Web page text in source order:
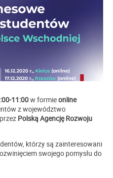
11:00w formieonline
z województwo
Polską Agencję Rozwoju
którzy są zainteresowani
swojego pomysłu do